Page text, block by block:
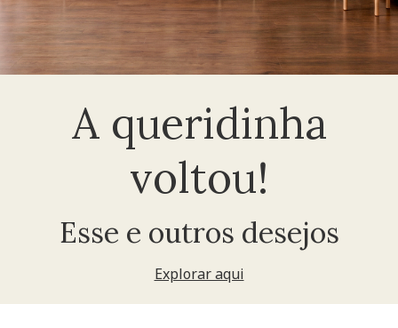
A queridinha
voltou!
Esse e outros desejos
Explorar aqui